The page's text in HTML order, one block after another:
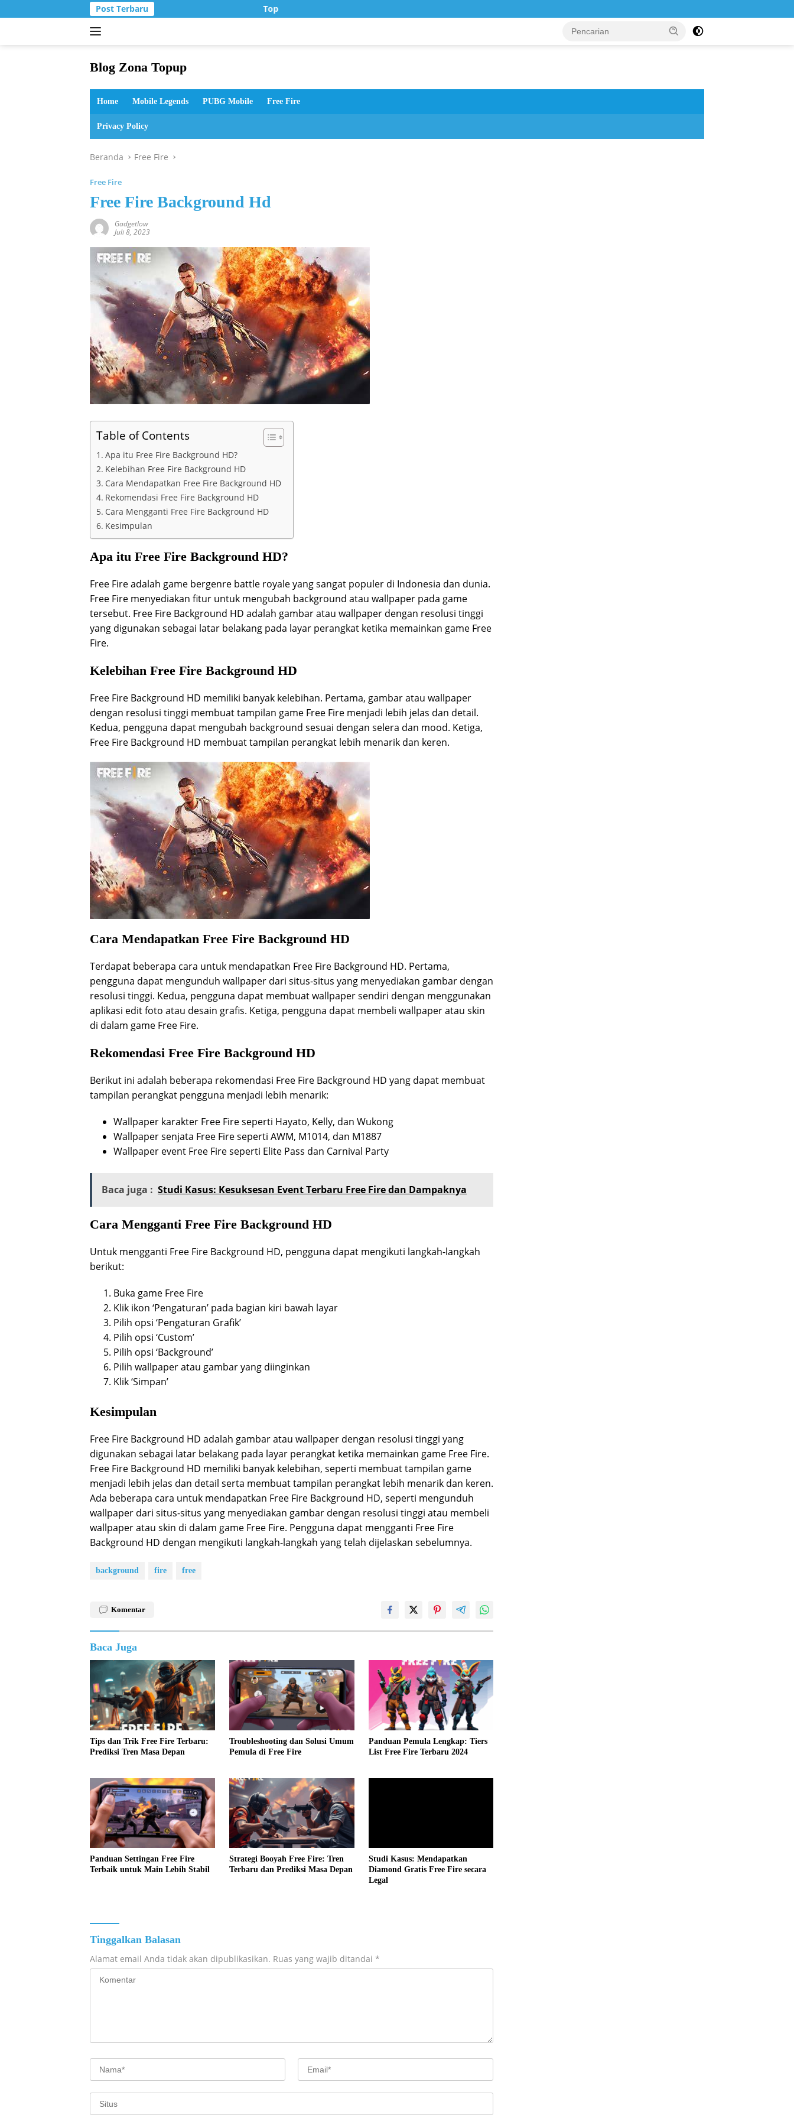
ke
Post Terbaru Top Up Murah di Zona Topup
Blog Zona Topup
dan
bermain
Home Mobile Legends PUBG Mobile Free Fire
Privacy Policy
Beranda Free Fire
Free Fire
Free Fire Background Hd
Gadgetlow
Juli 8, 2023
Table of Contents
Apa itu Free Fire Background HD?
Kelebihan Free Fire Background HD
Cara Mendapatkan Free Fire Background HD
Rekomendasi Free Fire Background HD
Cara Mengganti Free Fire Background HD
Kesimpulan
Apa itu Free Fire Background HD?
Free Fire adalah game bergenre battle royale yang sangat populer di Indonesia dan dunia.
Free Fire menyediakan fitur untuk mengubah background atau wallpaper pada game
tersebut. Free Fire Background HD adalah gambar atau wallpaper dengan resolusi tinggi
yang digunakan sebagai latar belakang pada layar perangkat ketika memainkan game Free
Fire.
Kelebihan Free Fire Background HD
Free Fire Background HD memiliki banyak kelebihan. Pertama, gambar atau wallpaper
dengan resolusi tinggi membuat tampilan game Free Fire menjadi lebih jelas dan detail.
Kedua, pengguna dapat mengubah background sesuai dengan selera dan mood. Ketiga,
Free Fire Background HD membuat tampilan perangkat lebih menarik dan keren.
Cara Mendapatkan Free Fire Background HD
Terdapat beberapa cara untuk mendapatkan Free Fire Background HD. Pertama,
pengguna dapat mengunduh wallpaper dari situs-situs yang menyediakan gambar dengan
resolusi tinggi. Kedua, pengguna dapat membuat wallpaper sendiri dengan menggunakan
aplikasi edit foto atau desain grafis. Ketiga, pengguna dapat membeli wallpaper atau skin
di dalam game Free Fire.
Rekomendasi Free Fire Background HD
Berikut ini adalah beberapa rekomendasi Free Fire Background HD yang dapat membuat
tampilan perangkat pengguna menjadi lebih menarik:
Wallpaper karakter Free Fire seperti Hayato, Kelly, dan Wukong
Wallpaper senjata Free Fire seperti AWM, M1014, dan M1887
Wallpaper event Free Fire seperti Elite Pass dan Carnival Party
Baca juga : Studi Kasus: Kesuksesan Event Terbaru Free Fire dan Dampaknya
Cara Mengganti Free Fire Background HD
Untuk mengganti Free Fire Background HD, pengguna dapat mengikuti langkah-langkah
berikut:
Buka game Free Fire
Klik ikon ‘Pengaturan’ pada bagian kiri bawah layar
Pilih opsi ‘Pengaturan Grafik’
Pilih opsi ‘Custom’
Pilih opsi ‘Background’
Pilih wallpaper atau gambar yang diinginkan
Klik ‘Simpan’
Kesimpulan
Free Fire Background HD adalah gambar atau wallpaper dengan resolusi tinggi yang
digunakan sebagai latar belakang pada layar perangkat ketika memainkan game Free Fire.
Free Fire Background HD memiliki banyak kelebihan, seperti membuat tampilan game
menjadi lebih jelas dan detail serta membuat tampilan perangkat lebih menarik dan keren.
Ada beberapa cara untuk mendapatkan Free Fire Background HD, seperti mengunduh
wallpaper dari situs-situs yang menyediakan gambar dengan resolusi tinggi atau membeli
wallpaper atau skin di dalam game Free Fire. Pengguna dapat mengganti Free Fire
Background HD dengan mengikuti langkah-langkah yang telah dijelaskan sebelumnya.
background fire free
Komentar
Baca Juga
Tips dan Trik Free Fire Terbaru:
Prediksi Tren Masa Depan
Troubleshooting dan Solusi Umum
Pemula di Free Fire
Panduan Pemula Lengkap: Tiers
List Free Fire Terbaru 2024
Panduan Settingan Free Fire
Terbaik untuk Main Lebih Stabil
Strategi Booyah Free Fire: Tren
Terbaru dan Prediksi Masa Depan
Studi Kasus: Mendapatkan
Diamond Gratis Free Fire secara
Legal
Tinggalkan Balasan
Alamat email Anda tidak akan dipublikasikan. Ruas yang wajib ditandai *